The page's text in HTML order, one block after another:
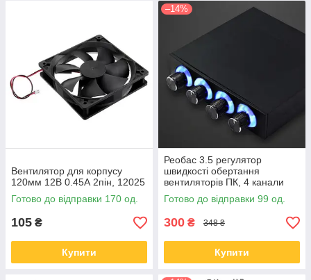
Вентилятор для корпусу
120мм 12В 0.45А 2пін, 12025
Готово до відправки 170 од.
105 ₴
Купити
–14%
Реобас 3.5 регулятор
швидкості обертання
вентиляторів ПК, 4 канали
Готово до відправки 99 од.
300 ₴ 348 ₴
Купити